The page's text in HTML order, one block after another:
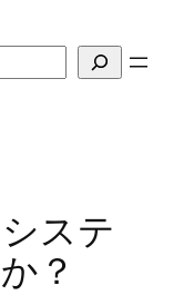
ステ
？